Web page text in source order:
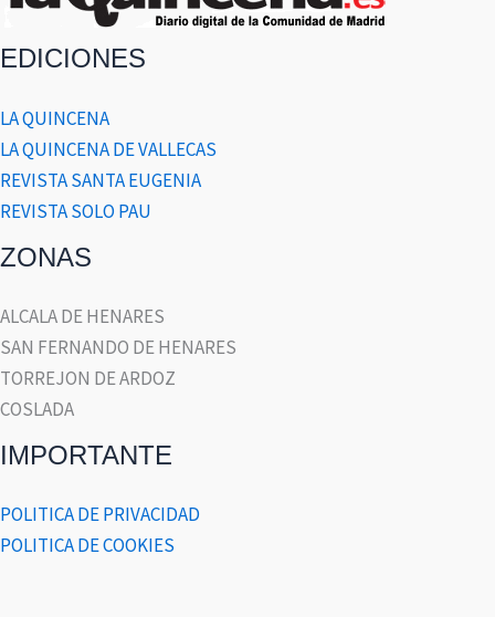
EDICIONES
LA QUINCENA
LA QUINCENA DE VALLECAS
REVISTA SANTA EUGENIA
REVISTA SOLO PAU
ZONAS
ALCALA DE HENARES
SAN FERNANDO DE HENARES
TORREJON DE ARDOZ
COSLADA
IMPORTANTE
POLITICA DE PRIVACIDAD
POLITICA DE COOKIES